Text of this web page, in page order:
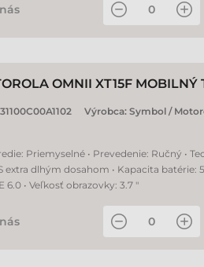
OMNII XT15F MOBILNÝ
Výrobca: Symbol /
Priemyselné • Prevedenie: Ručný •
extra dlhým dosahom • Kapacita batérie:
• Veľkosť obrazovky: 3.7 "